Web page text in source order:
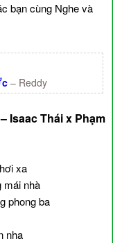
bạn cùng Nghe và
– Reddy
Isaac Thái x Phạm
xa
mái nhà
phong ba
nha